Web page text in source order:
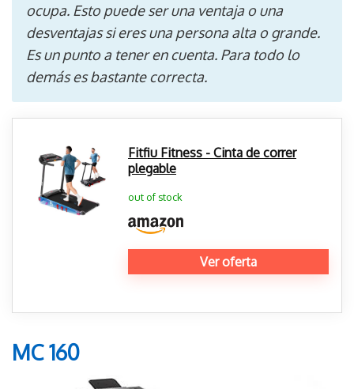
ocupa. Esto puede ser una ventaja o una
desventajas si eres una persona alta o grande.
Es un punto a tener en cuenta. Para todo lo
demás es bastante correcta.
Fitfiu Fitness - Cinta de correr
plegable
out of stock
Ver oferta
MC 160